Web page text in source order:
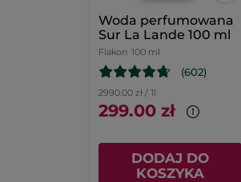
Woda perfumowana
Sur La Lande 100 ml
Flakon 100 ml
(602)
2990.00 zł / 1l
299.00 zł
DODAJ DO
KOSZYKA